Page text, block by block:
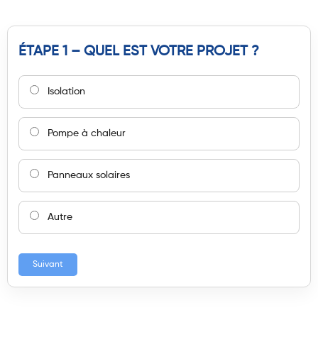
ÉTAPE 1 – QUEL EST VOTRE PROJET ?
Isolation
Pompe à chaleur
Panneaux solaires
Autre
Suivant